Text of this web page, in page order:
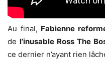
Au final, Fabienne
de l’inusable Ross The
ce dernier n’ayant rien